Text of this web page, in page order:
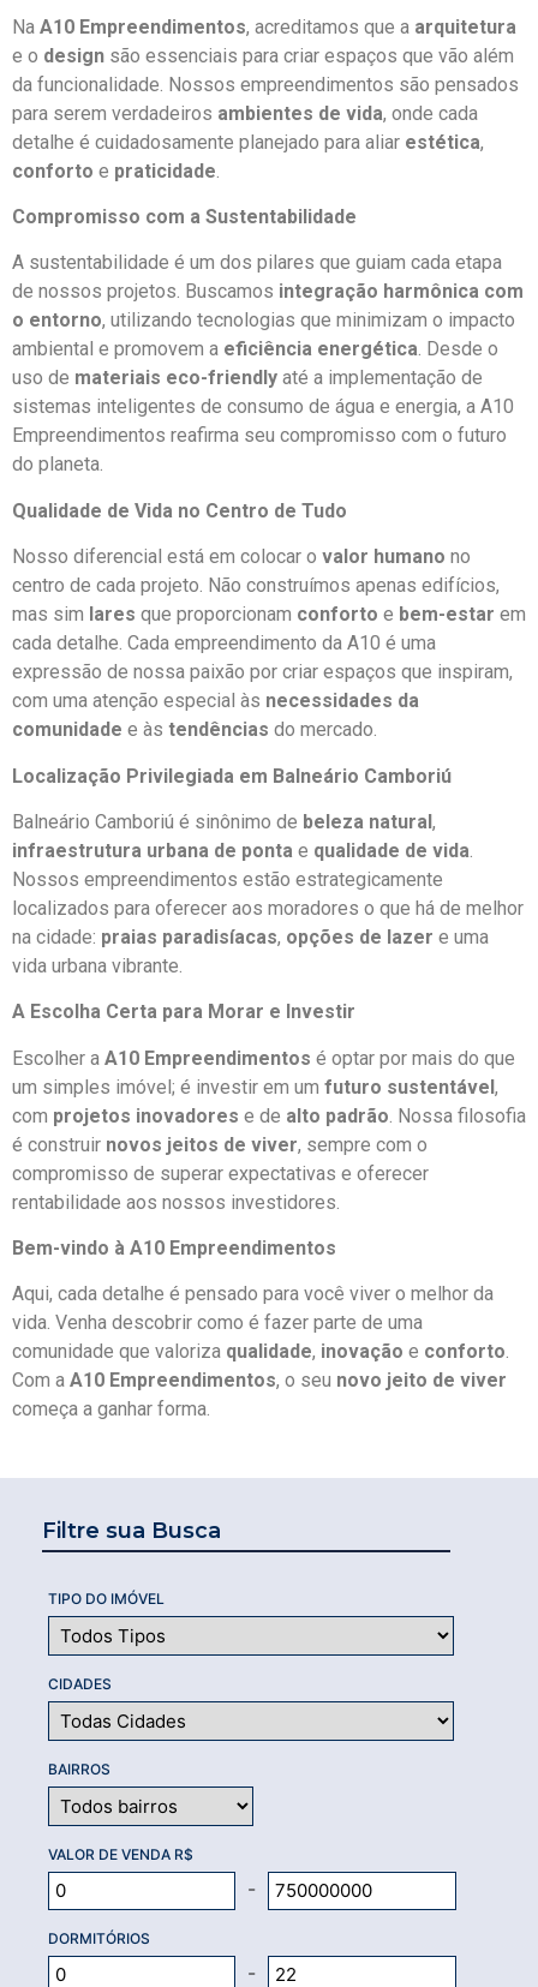
Filtre sua Busca
TIPO DO IMÓVEL
CIDADES
BAIRROS
VALOR DE VENDA R$
-
DORMITÓRIOS
-
Na A10 Empreendimentos, acreditamos que a arquitetura
e o design são essenciais para criar espaços que vão além
da funcionalidade. Nossos empreendimentos são pensados
para serem verdadeiros ambientes de vida, onde cada
detalhe é cuidadosamente planejado para aliar estética,
conforto e praticidade
Compromisso com a Sustentabilidade
A sustentabilidade é um dos pilares que guiam cada etapa
de nossos projetos. Buscamos integração harmônica com
o entorno, utilizando tecnologias que minimizam o impacto
ambiental e promovem a eficiência energética. Desde o
uso de materiais eco-friendly até a implementação de
sistemas inteligentes de consumo de água e energia, a A10
Empreendimentos reafirma seu compromisso com o futuro
do planeta.
Qualidade de Vida no Centro de Tudo
Nosso diferencial está em colocar o valor humano no
centro de cada projeto. Não construímos apenas edifícios,
mas sim lares que proporcionam conforto e bem-estar em
cada detalhe. Cada empreendimento da A10 é uma
expressão de nossa paixão por criar espaços que inspiram,
com uma atenção especial às necessidades da
comunidade e às tendências do mercado.
Localização Privilegiada em Balneário Camboriú
Balneário Camboriú é sinônimo de beleza natural,
infraestrutura urbana de ponta e qualidade de vida.
Nossos empreendimentos estão estrategicamente
localizados para oferecer aos moradores o que há de melhor
na cidade: praias paradisíacas, opções de lazer e uma
vida urbana vibrante.
A Escolha Certa para Morar e Investir
Escolher a A10 Empreendimentos é optar por mais do que
um simples imóvel; é investir em um futuro sustentável,
com projetos inovadores e de alto padrão . Nossa filosofia
é construir novos jeitos de viver, sempre com o
compromisso de superar expectativas e oferecer
rentabilidade aos nossos investidores.
Bem-vindo à A10 Empreendimentos
Aqui, cada detalhe é pensado para você viver o melhor da
vida. Venha descobrir como é fazer parte de uma
comunidade que valoriza qualidade, inovação e conforto.
Com a A10 Empreendimentos, o seu novo jeito de viver
começa a ganhar forma.